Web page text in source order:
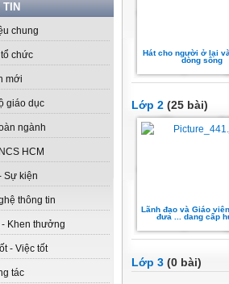
TIN
chung
chức
mới
giáo dục
ngành
HCM
Sự kiện
thông tin
Khen thưởng
- Việc tốt
tác
Hát cho người ở lại
dòng sông
Lớp 2 (25 bài)
Lãnh đạo và Giáo
đưa ... dang cấp
Lớp 3 (0 bài)